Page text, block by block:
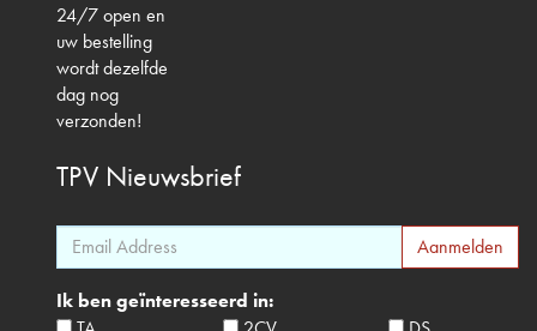
24/7 open en
uw bestelling
wordt dezelfde
dag nog
verzonden!
TPV Nieuwsbrief
Ik ben geïnteresseerd in: